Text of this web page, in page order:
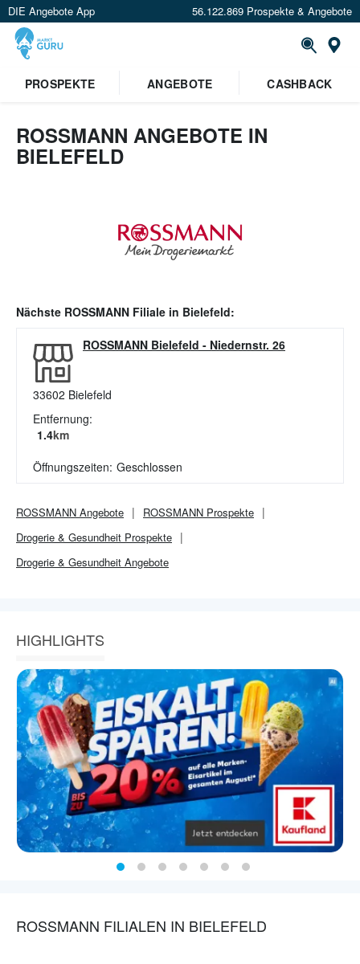
DIE Angebote App 56.122.869 Prospekte & Angebote
PROSPEKTE
ANGEBOTE CASHBACK
ROSSMANN ANGEBOTE IN
BIELEFELD
Nächste ROSSMANN Filiale in Bielefeld:
ROSSMANN Bielefeld - Niedernstr. 26
33602 Bielefeld
Entfernung:
1.4km
Öffnungszeiten: Geschlossen
ROSSMANN Angebote ROSSMANN Prospekte
Drogerie & Gesundheit Prospekte
Drogerie & Gesundheit Angebote
HIGHLIGHTS
ROSSMANN FILIALEN IN BIELEFELD